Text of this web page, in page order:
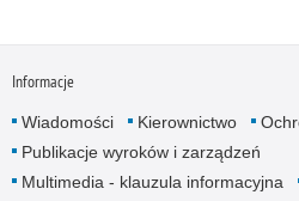
Informacje
Wiadomości Kierownictwo
Publikacje wyroków i zarządzeń
Multimedia - klauzula informacyjna